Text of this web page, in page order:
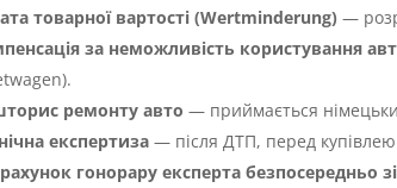
товарної вартості (Wertminderung) —
за неможливість користування
ремонту авто — приймається
експертиза — після ДТП, перед купівлею
гонорару експерта безпосередньо